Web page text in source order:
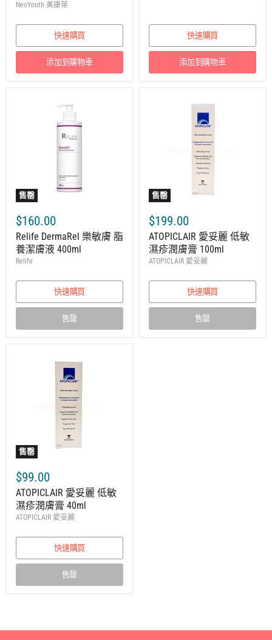
NeoYouth 美康萊
快速購買
添加到購物車
快速購買
添加到購物車
售罄
$160.00
Relife DermaRel 樂敏膚 脂
養潔膚液 400ml
Relife
快速購買
售罄
售罄
$199.00
ATOPICLAIR 愛妥麗 低敏
濕疹潤膚膏 100ml
ATOPICLAIR 愛妥麗
快速購買
售罄
售罄
$99.00
ATOPICLAIR 愛妥麗 低敏
濕疹潤膚膏 40ml
ATOPICLAIR 愛妥麗
快速購買
售罄